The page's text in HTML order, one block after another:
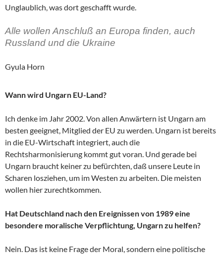
Unglaublich, was dort geschafft wurde.
Alle wollen Anschluß an Europa finden, auch
Russland und die Ukraine
Gyula Horn
Wann wird Ungarn EU-Land?
Ich denke im Jahr 2002. Von allen Anwärtern ist Ungarn am
besten geeignet, Mitglied der EU zu werden. Ungarn ist bereits
in die EU-Wirtschaft integriert, auch die
Rechtsharmonisierung kommt gut voran. Und gerade bei
Ungarn braucht keiner zu befürchten, daß unsere Leute in
Scharen losziehen, um im Westen zu arbeiten. Die meisten
wollen hier zurechtkommen.
Hat Deutschland nach den Ereignissen von 1989 eine
besondere moralische Verpflichtung, Ungarn zu helfen?
Nein. Das ist keine Frage der Moral, sondern eine politische